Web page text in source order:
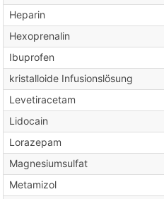
Heparin
Hexoprenalin
Ibuprofen
kristalloide Infusionslösung
Levetiracetam
Lidocain
Lorazepam
Magnesiumsulfat
Metamizol